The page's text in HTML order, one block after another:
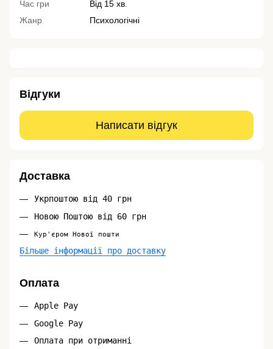
Час гри
Від 15 хв.
Жанр
Психологічні
Відгуки
Написати відгук
Доставка
Укрпоштою від 40 грн
Новою Поштою від 60 грн
Кур'єром Нової пошти
Більше інформації про доставку
Оплата
Apple Pay
Google Pay
Оплата при отриманні